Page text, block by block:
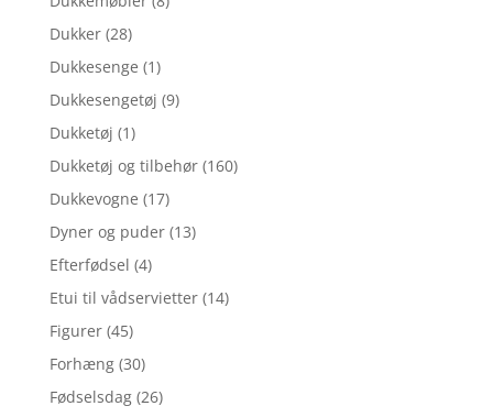
Dukker (28)
Dukkesenge (1)
Dukkesengetøj (9)
Dukketøj (1)
Dukketøj og tilbehør (160)
Dukkevogne (17)
Dyner og puder (13)
Efterfødsel (4)
Etui til vådservietter (14)
Figurer (45)
Forhæng (30)
Fødselsdag (26)